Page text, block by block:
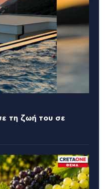
τη ζωή του σε